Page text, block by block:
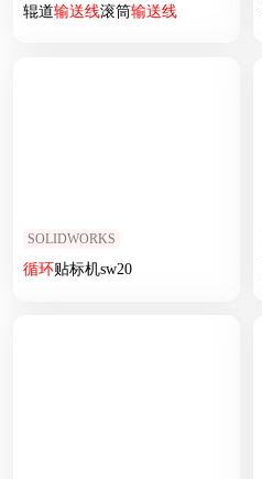
辊道输送线滚筒输送线
SOLIDWORKS
循环贴标机sw20